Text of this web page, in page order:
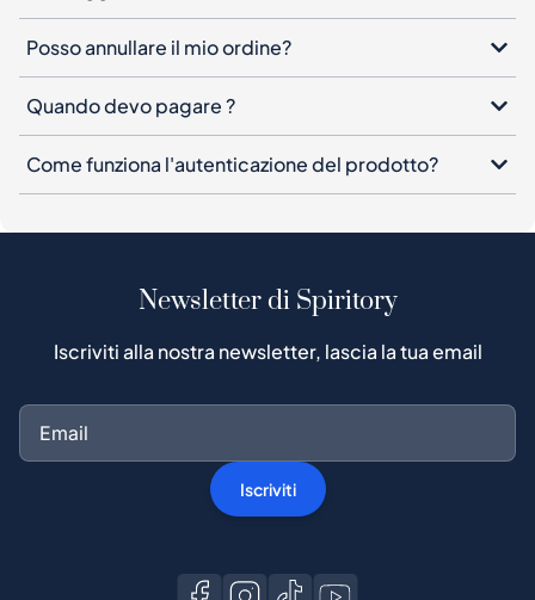
Posso annullare il mio ordine?
Quando devo pagare ?
Come funziona l'autenticazione del prodotto?
Newsletter di Spiritory
Iscriviti alla nostra newsletter, lascia la tua email
Iscriviti